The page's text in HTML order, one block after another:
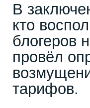
В
кто
блогеров
провёл
тарифов.